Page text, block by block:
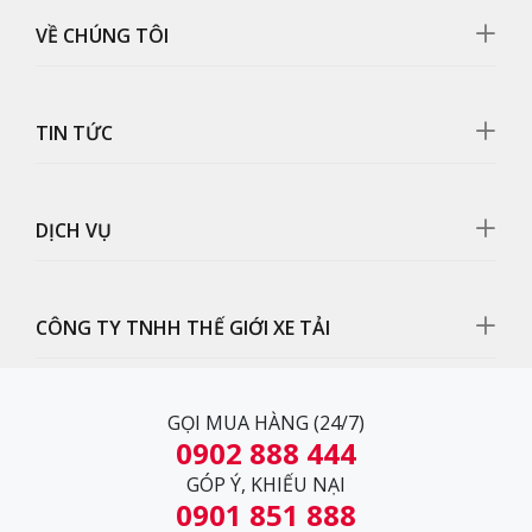
Xe tải Hino 3T5XZU720L thùng mui bạt sử dụng cụm
VỀ CHÚNG TÔI
TIN TỨC
DỊCH VỤ
CÔNG TY TNHH THẾ GIỚI XE TẢI
GỌI MUA HÀNG (24/7)
0902 888 444
GÓP Ý, KHIẾU NẠI
0901 851 888